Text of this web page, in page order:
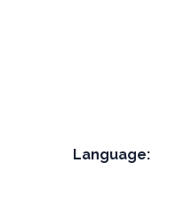
Language: